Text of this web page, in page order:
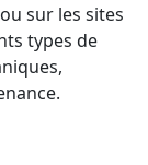
sur les sites
types de